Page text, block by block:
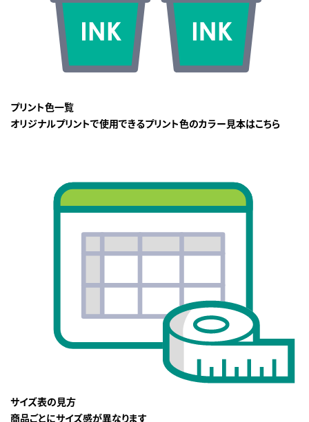
プリント色一覧
オリジナルプリントで使用できるプリント色のカラー見本はこちら
サイズ表の見方
商品ごとにサイズ感が異なります